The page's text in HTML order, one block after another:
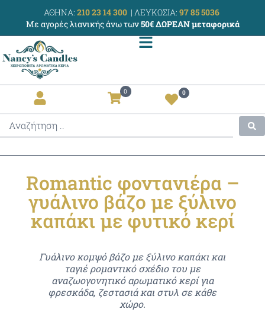
ΑΘΗΝΑ: 210 23 14 300 | ΛΕΥΚΩΣΙΑ: 97 85 5036
Με αγορές λιανικής άνω των50€ ΔΩΡΕΑΝ μεταφορικά
0 0
Romantic φοντανιέρα –
γυάλινο βάζο με ξύλινο
καπάκι με φυτικό κερί
Γυάλινο κομψό βάζο με ξύλινο καπάκι και
ταγιέ ρομαντικό σχέδιο του με
αναζωογονητικό αρωματικό κερί για
φρεσκάδα, ζεστασιά και στυλ σε κάθε
χώρο.